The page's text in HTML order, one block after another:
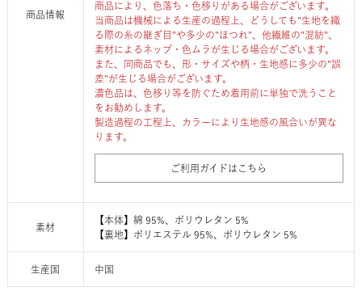
商品情報
商品により、色落ち・色移りがある場合がございます。
当商品は機械による生産の過程上、どうしても"生地を織
る際の糸の継ぎ目"や多少の"ほつれ"、他繊維の"混紡"、
素材によるネップ・色ムラが生じる場合がございます。
また、同商品でも、形・サイズや柄・生地感に多少の"誤
差"が生じる場合がございます。
濃色品は、色移り等を防ぐため着用前に単独で洗うこと
をお勧めします。
製造過程の工程上、カラーにより生地感の風合いが異な
ります。
ご利用ガイドはこちら
素材
【本体】綿 95%、ポリウレタン 5%
【裏地】ポリエステル 95%、ポリウレタン 5%
生産国 中国